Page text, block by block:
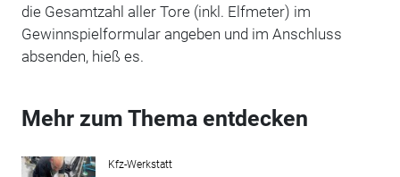
die Gesamtzahl aller Tore (inkl. Elfmeter) im
Gewinnspielformular angeben und im Anschluss
absenden, hieß es.
Mehr zum Thema entdecken
Kfz-Werkstatt